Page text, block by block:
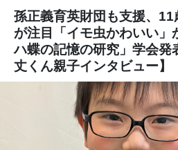
孫正義育英財団も支援、
が注目「イモ虫かわいい」
ハ蝶の記憶の研究」学会発
丈くん親子インタビュー】